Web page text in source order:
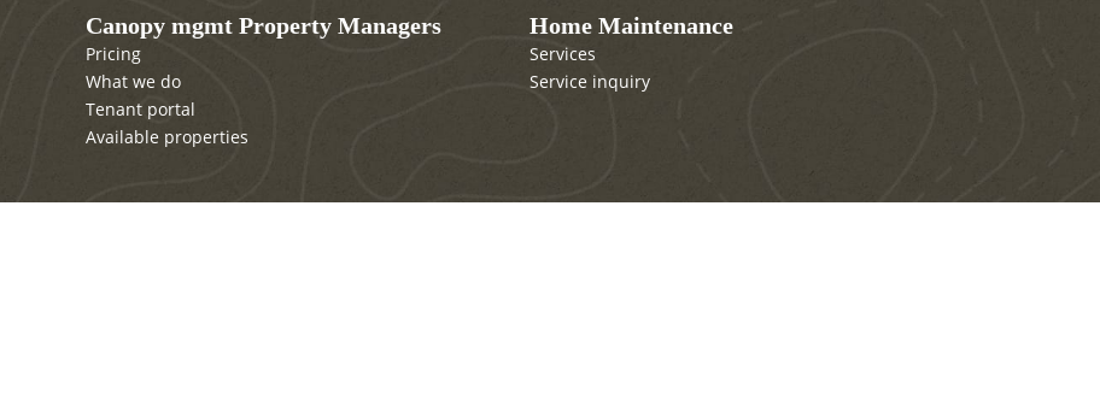
Canopy mgmt Property Managers
Pricing
What we do
Tenant portal
Available properties
Home Maintenance
Services
Service inquiry